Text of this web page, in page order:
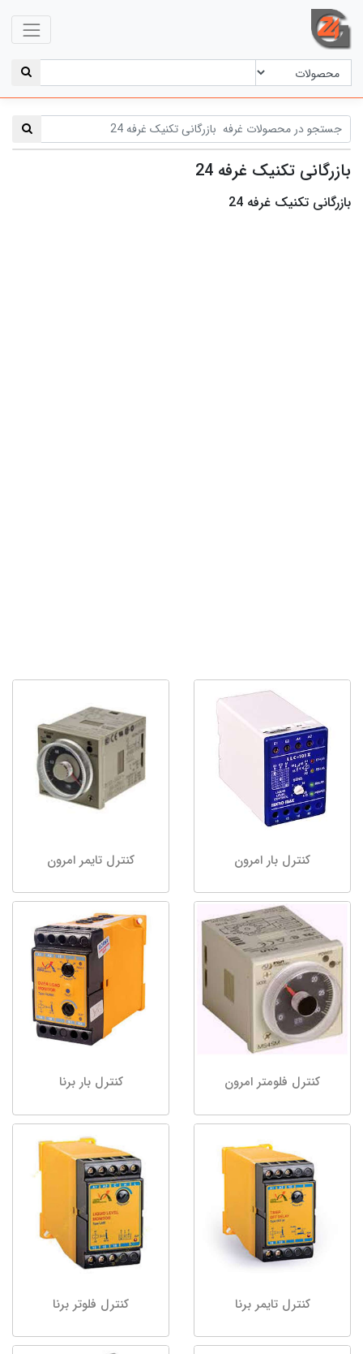
بازرگانی تکنیک غرفه 24
بازرگانی تکنیک غرفه 24
کنترل بار امرون کنترل تایمر امرون
کنترل فلومتر امرون کنترل بار برنا
کنترل تایمر برنا کنترل فلوتر برنا